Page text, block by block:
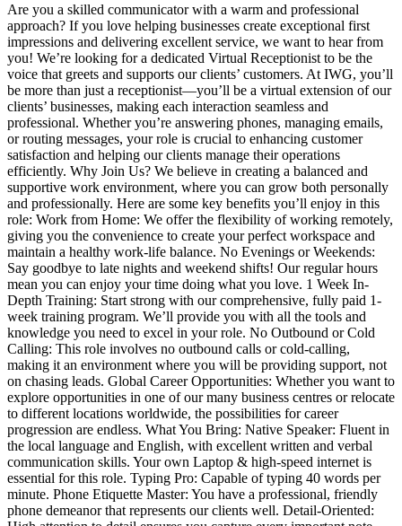
Are you a skilled communicator with a warm and professional
approach? If you love helping businesses create exceptional first
impressions and delivering excellent service, we want to hear from
you! We’re looking for a dedicated Virtual Receptionist to be the
voice that greets and supports our clients’ customers. At IWG, you’ll
be more than just a receptionist—you’ll be a virtual extension of our
clients’ businesses, making each interaction seamless and
professional. Whether you’re answering phones, managing emails,
or routing messages, your role is crucial to enhancing customer
satisfaction and helping our clients manage their operations
efficiently. Why Join Us? We believe in creating a balanced and
supportive work environment, where you can grow both personally
and professionally. Here are some key benefits you’ll enjoy in this
role: Work from Home: We offer the flexibility of working remotely,
giving you the convenience to create your perfect workspace and
maintain a healthy work-life balance. No Evenings or Weekends:
Say goodbye to late nights and weekend shifts! Our regular hours
mean you can enjoy your time doing what you love. 1 Week In-
Depth Training: Start strong with our comprehensive, fully paid 1-
week training program. We’ll provide you with all the tools and
knowledge you need to excel in your role. No Outbound or Cold
Calling: This role involves no outbound calls or cold-calling,
making it an environment where you will be providing support, not
on chasing leads. Global Career Opportunities: Whether you want to
explore opportunities in one of our many business centres or relocate
to different locations worldwide, the possibilities for career
progression are endless. What You Bring: Native Speaker: Fluent in
the local language and English, with excellent written and verbal
communication skills. Your own Laptop & high-speed internet is
essential for this role. Typing Pro: Capable of typing 40 words per
minute. Phone Etiquette Master: You have a professional, friendly
phone demeanor that represents our clients well. Detail-Oriented: